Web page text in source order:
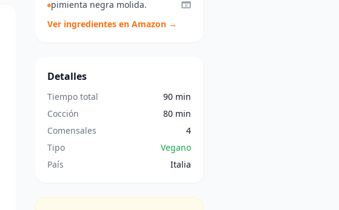
pimienta negra molida.
Ver ingredientes en Amazon →
Detalles
Tiempo total
90 min
Cocción
80 min
Comensales
4
Tipo
Vegano
País
Italia